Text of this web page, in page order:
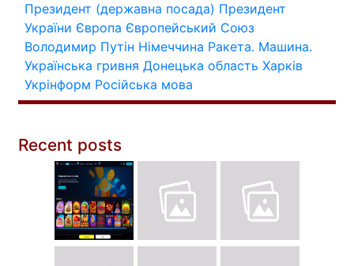
Президент (державна посада) Президент
України Європа Європейський Союз
Володимир Путін Німеччина Ракета. Машина.
Українська гривня Донецька область Харків
Укрінформ Російська мова
Recent posts